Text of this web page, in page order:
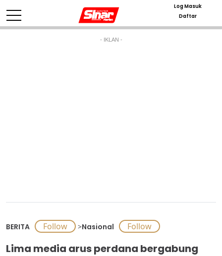
Log Masuk
Daftar
- IKLAN -
BERITA >Nasional
Lima media arus perdana bergabung